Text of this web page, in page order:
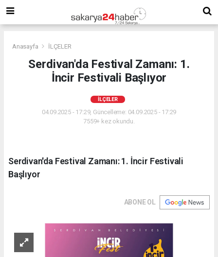
Anasayfa İLÇELER
Serdivan'da Festival Zamanı: 1.
İncir Festivali Başlıyor
İLÇELER
04.09.2025 - 17:29, Güncelleme: 04.09.2025 - 17:29
7559+ kez okundu.
Serdivan'da Festival Zamanı: 1. İncir Festivali
Başlıyor
ABONE OL